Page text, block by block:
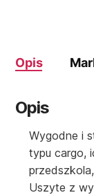
Opis
Opis
Wygodne i
typu cargo,
Uszyte z